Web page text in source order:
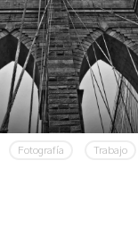
Fotografía Trabajo
1/400
NIKON D70